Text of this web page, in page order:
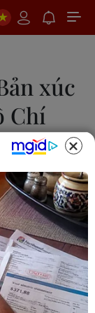
xúc
Chí
Nhật Bản
tác đầu tư tại
động trong